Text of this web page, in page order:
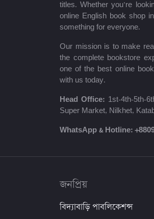
শায়খ আহমাদুল্লাহ
মোঃ খাইরুল আলম
ম্যাক্সিম গোর্কি
মহাদেব সাহা
প্রমথ চৌধুরী
শরৎচন্দ্র চট্টোপাধ্যায়
সলিমুল্লাহ খান
titles. Whether you’re
online English book shop
something for everyone.
Our mission is to make
the complete bookstore
one of the best online
with us today.
Head Office: 1st-4th-5th-
Super Market, Nilkhet,
WhatsApp & Hotline:
জনপ্রিয়
বিদ্যাবাড়ি পাবলিকেশন্স